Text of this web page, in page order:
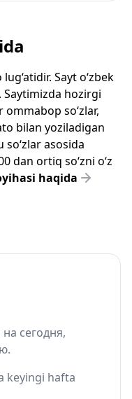
Sayt o‘zbek
hozirgi
so‘zlar,
bilan yoziladigan
asosida
dan ortiq so‘zni o‘z
haqida
сегодня,
keyingi hafta